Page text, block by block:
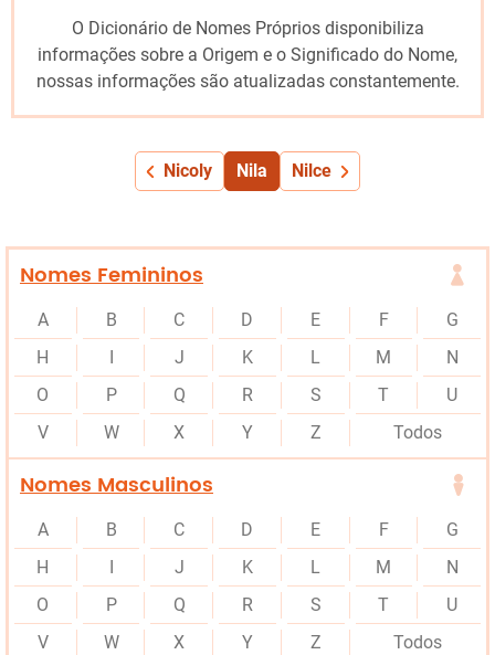
O Dicionário de Nomes Próprios disponibiliza
informações sobre a Origem e o Significado do Nome,
nossas informações são atualizadas constantemente.
Nicoly Nila Nilce
Nomes Femininos
A B C D E F
G
H
J K L M
N
O
P Q R S T
U
V
W X Y Z Todos
Nomes Masculinos
A B C D E F
G
H
J K L M
N
O
P Q R S T
U
V
W X Y Z Todos